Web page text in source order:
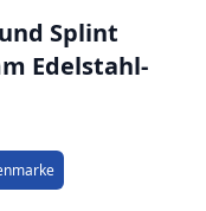
Splint
Edelstahl-